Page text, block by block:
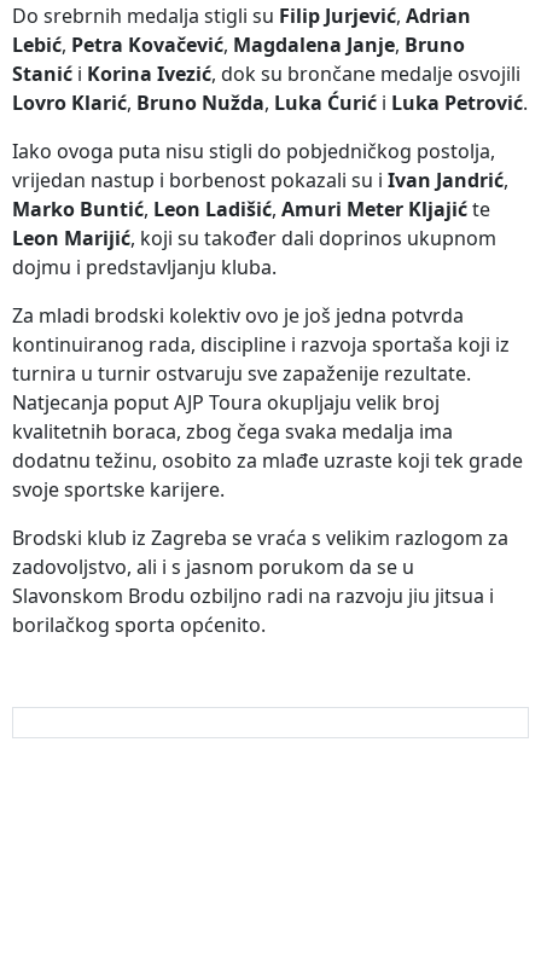
Do srebrnih medalja stigli su Filip Jurjević, Adrian
Lebić, Petra Kovačević, Magdalena Janje, Bruno
Stanić i Korina Ivezić, dok su brončane medalje osvojili
Lovro Klarić, Bruno Nužda, Luka Ćurić i Luka Petrović.
Iako ovoga puta nisu stigli do pobjedničkog postolja,
vrijedan nastup i borbenost pokazali su i Ivan Jandrić,
Marko Buntić, Leon Ladišić, Amuri Meter Kljajićte
Leon Marijić, koji su također dali doprinos ukupnom
dojmu i predstavljanju kluba.
Za mladi brodski kolektiv ovo je još jedna potvrda
kontinuiranog rada, discipline i razvoja sportaša koji iz
turnira u turnir ostvaruju sve zapaženije rezultate.
Natjecanja poput AJP Toura okupljaju velik broj
kvalitetnih boraca, zbog čega svaka medalja ima
dodatnu težinu, osobito za mlađe uzraste koji tek grade
svoje sportske karijere.
Brodski klub iz Zagreba se vraća s velikim razlogom za
zadovoljstvo, ali i s jasnom porukom da se u
Slavonskom Brodu ozbiljno radi na razvoju jiu jitsua i
borilačkog sporta općenito.